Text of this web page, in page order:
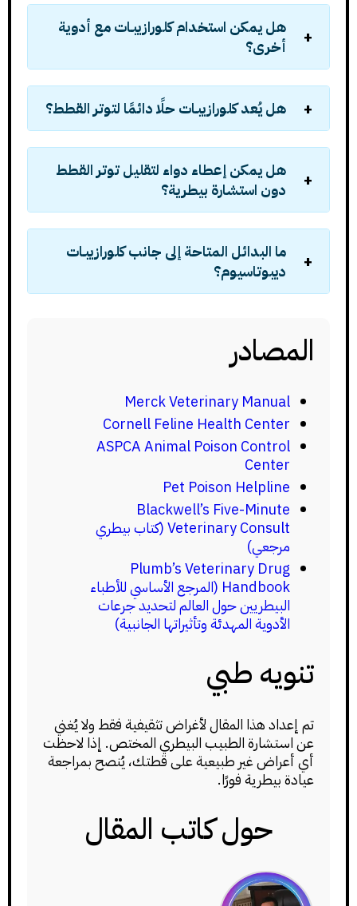
هل يمكن استخدام كلورازيبـات مع أدوية
أخرى؟
هل يُعد كلورازيبـات حلًا دائمًا لتوتر القطط؟
هل يمكن إعطاء دواء لتقليل توتر القطط
دون استشارة بيطرية؟
ما البدائل المتاحة إلى جانب كلورازيبـات
ديبوتاسيوم؟
المصادر
Merck Veterinary Manual
Cornell Feline Health Center
ASPCA Animal Poison Control
Center
Pet Poison Helpline
Blackwell’s Five-Minute
Veterinary Consult (كتاب بيطري
مرجعي)
Plumb’s Veterinary Drug
Handbook (المرجع الأساسي للأطباء
البيطريين حول العالم لتحديد جرعات
الأدوية المهدئة وتأثيراتها الجانبية)
تنويه طبي
تم إعداد هذا المقال لأغراض تثقيفية فقط ولا يُغني
عن استشارة الطبيب البيطري المختص. إذا لاحظت
أي أعراض غير طبيعية على قطتك، يُنصح بمراجعة
عيادة بيطرية فورًا.
حول كاتب المقال